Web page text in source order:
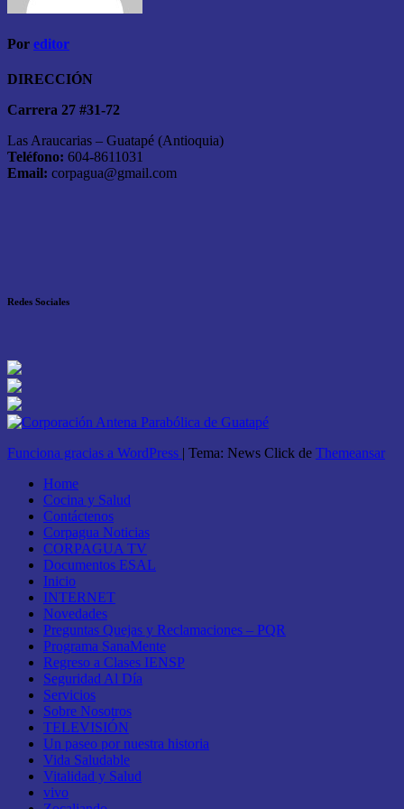
Por editor
DIRECCIÓN
Carrera 27 #31-72
Las Araucarias – Guatapé (Antioquia)
Teléfono: 604-8611031
Email: corpagua@gmail.com
Redes Sociales
Funciona gracias a WordPress | Tema: News Click de Themeansar
Home
Cocina y Salud
Contáctenos
Corpagua Noticias
CORPAGUA TV
Documentos ESAL
Inicio
INTERNET
Novedades
Preguntas Quejas y Reclamaciones – PQR
Programa SanaMente
Regreso a Clases IENSP
Seguridad Al Día
Servicios
Sobre Nosotros
TELEVISIÓN
Un paseo por nuestra historia
Vida Saludable
Vitalidad y Salud
vivo